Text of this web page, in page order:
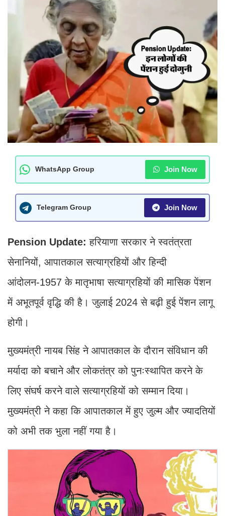
WhatsApp Group Join Now
Telegram Group Join Now
Pension Update:हरियाणा सरकार ने स्वतंत्रता
सेनानियों, आपातकाल सत्याग्रहियों और हिन्दी
आंदोलन-1957 के मातृभाषा सत्याग्रहियों की मासिक पेंशन
में अभूतपूर्व वृद्धि की है। जुलाई 2024 से बढ़ी हुई पेंशन लागू
होगी।
मुख्यमंत्री नायब सिंह ने आपातकाल के दौरान संविधान की
मर्यादा को बचाने और लोकतंत्र को पुनःस्थापित करने के
लिए संघर्ष करने वाले सत्याग्रहियों को सम्मान दिया।
मुख्यमंत्री ने कहा कि आपातकाल में हुए जुल्म और ज्यादतियों
को अभी तक भुला नहीं गया है।